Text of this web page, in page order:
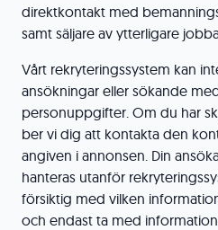
direktkontakt med
samt säljare av ytterligare
Vårt rekryteringssystem kan
ansökningar eller sökande
personuppgifter. Om du har
ber vi dig att kontakta den
angiven i annonsen. Din
hanteras utanför
försiktig med vilken
och endast ta med